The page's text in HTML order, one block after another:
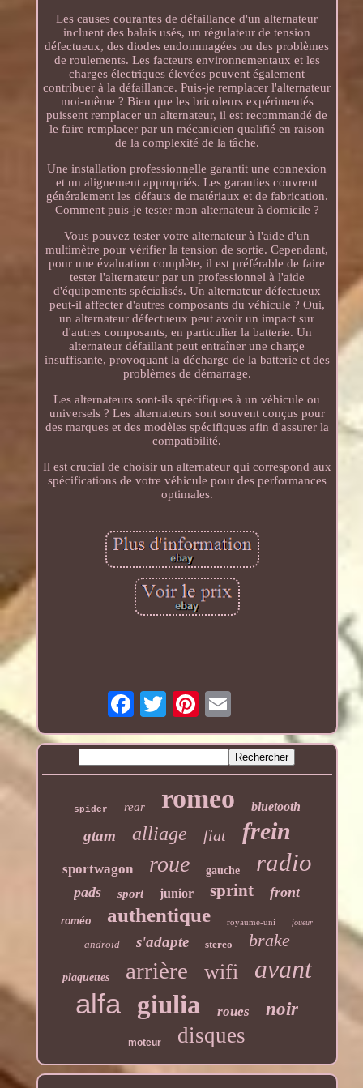
Les causes courantes de défaillance d'un alternateur
incluent des balais usés, un régulateur de tension
défectueux, des diodes endommagées ou des problèmes
de roulements. Les facteurs environnementaux et les
charges électriques élevées peuvent également
contribuer à la défaillance. Puis-je remplacer l'alternateur
moi-même ? Bien que les bricoleurs expérimentés
puissent remplacer un alternateur, il est recommandé de
le faire remplacer par un mécanicien qualifié en raison
de la complexité de la tâche.
Une installation professionnelle garantit une connexion
et un alignement appropriés. Les garanties couvrent
généralement les défauts de matériaux et de fabrication.
Comment puis-je tester mon alternateur à domicile ?
Vous pouvez tester votre alternateur à l'aide d'un
multimètre pour vérifier la tension de sortie. Cependant,
pour une évaluation complète, il est préférable de faire
tester l'alternateur par un professionnel à l'aide
d'équipements spécialisés. Un alternateur défectueux
peut-il affecter d'autres composants du véhicule ? Oui,
un alternateur défectueux peut avoir un impact sur
d'autres composants, en particulier la batterie. Un
alternateur défaillant peut entraîner une charge
insuffisante, provoquant la décharge de la batterie et des
problèmes de démarrage.
Les alternateurs sont-ils spécifiques à un véhicule ou
universels ? Les alternateurs sont souvent conçus pour
des marques et des modèles spécifiques afin d'assurer la
compatibilité.
Il est crucial de choisir un alternateur qui correspond aux
spécifications de votre véhicule pour des performances
optimales.
spider rear romeo bluetooth
gtam alliage fiat frein
sportwagon roue gauche radio
pads sport junior sprint front
roméo authentique royaume-uni joueur
android s'adapte stereo brake
plaquettes arrière wifi avant
alfa giulia roues noir
moteur disques